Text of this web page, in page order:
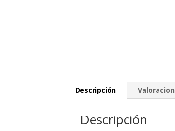
Descripción
Descripción